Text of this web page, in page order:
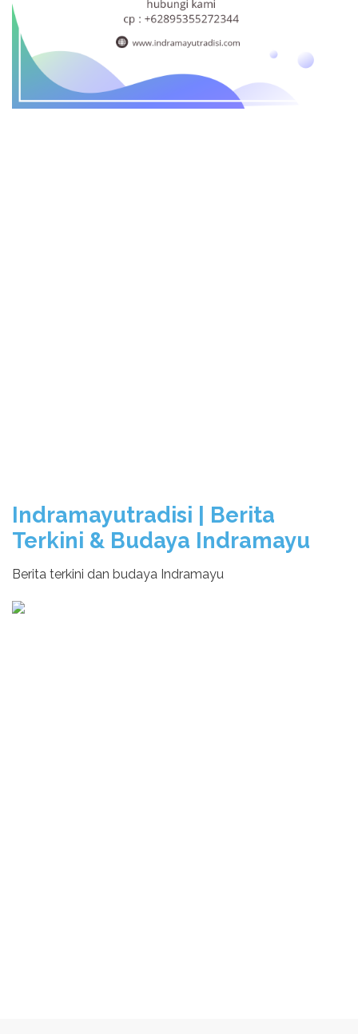
Indramayutradisi | Berita
Terkini & Budaya Indramayu
Berita terkini dan budaya Indramayu